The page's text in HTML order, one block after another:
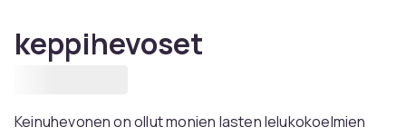
keppihevoset
Keinuhevonen on ollut monien lasten lelukokoelmien